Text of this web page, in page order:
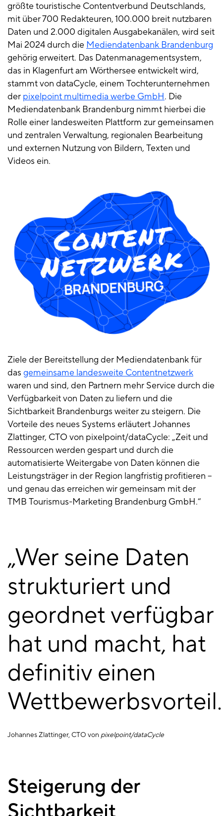
größte touristische Contentverbund Deutschlands,
mit über 700 Redakteuren, 100.000 breit nutzbaren
Daten und 2.000 digitalen Ausgabekanälen, wird seit
Mai 2024 durch die Mediendatenbank Brandenburg
gehörig erweitert. Das Datenmanagementsystem,
das in Klagenfurt am Wörthersee entwickelt wird,
stammt von dataCycle, einem Tochterunternehmen
der pixelpoint multimedia werbe GmbH. Die
Mediendatenbank Brandenburg nimmt hierbei die
Rolle einer landesweiten Plattform zur gemeinsamen
und zentralen Verwaltung, regionalen Bearbeitung
und externen Nutzung von Bildern, Texten und
Videos ein.
Ziele der Bereitstellung der Mediendatenbank für
das gemeinsame landesweite Contentnetzwerk
waren und sind, den Partnern mehr Service durch die
Verfügbarkeit von Daten zu liefern und die
Sichtbarkeit Brandenburgs weiter zu steigern. Die
Vorteile des neues Systems erläutert Johannes
Zlattinger, CTO von pixelpoint/dataCycle: „Zeit und
Ressourcen werden gespart und durch die
automatisierte Weitergabe von Daten können die
Leistungsträger in der Region langfristig profitieren –
und genau das erreichen wir gemeinsam mit der
TMB Tourismus-Marketing Brandenburg GmbH.“
Wer seine Daten
strukturiert und
geordnet verfügbar
hat und macht, hat
definitiv einen
Johannes Zlattinger, CTO von pixelpoint/dataCycle
Steigerung der